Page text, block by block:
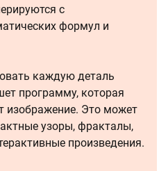
с
формул и
каждую деталь
программу, которая
изображение. Это может
узоры, фракталы,
произведения.